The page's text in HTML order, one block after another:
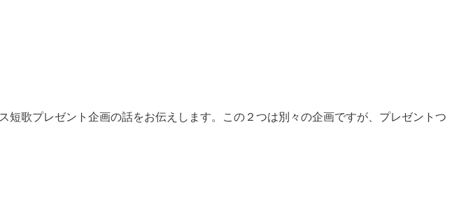
歌プレゼント企画の話をお伝えします。この２つは別々の企画ですが、プレゼントつ